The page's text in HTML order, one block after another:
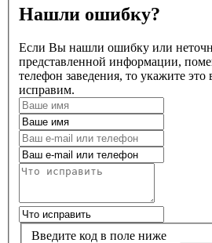
Нашли ошибку?
Если Вы нашли ошибку или
представленной информации,
телефон заведения, то укажите
исправим.
Введите код в поле ниже